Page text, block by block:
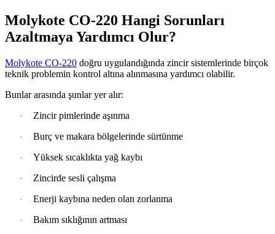
Molykote CO-220 Hangi Sorunları
Azaltmaya Yardımcı Olur?
Molykote CO-220 doğru uygulandığında zincir sistemlerinde birçok
teknik problemin kontrol altına alınmasına yardımcı olabilir.
Bunlar arasında şunlar yer alır:
· Zincir pimlerinde aşınma
· Burç ve makara bölgelerinde sürtünme
· Yüksek sıcaklıkta yağ kaybı
· Zincirde sesli çalışma
· Enerji kaybına neden olan zorlanma
· Bakım sıklığının artması